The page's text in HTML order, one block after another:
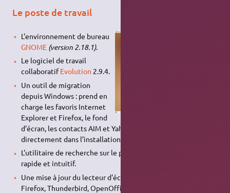
Le poste de travail
L'environnement de bureau
GNOME (version 2.18.1).
Le logiciel de travail
collaboratifEvolution 2.9.4.
Un outil de migration
depuis Windows : prend en
charge les favoris Internet
Explorer et Firefox, le fond
d’écran, les contacts AIM et Yahoo, puis les importe
directement dans l’installation du système.
L'utilitaire de recherche sur le poste de travail
rapide et intuitif.
Une mise à jour du lecteur d'écran
Firefox, Thunderbird, OpenOffice.org et d'autres